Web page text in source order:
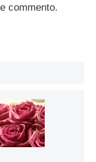
commento.